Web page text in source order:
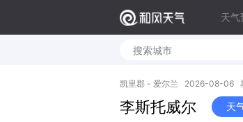
天气
凯里郡 - 爱尔兰 2026-08-06
李斯托威尔 天